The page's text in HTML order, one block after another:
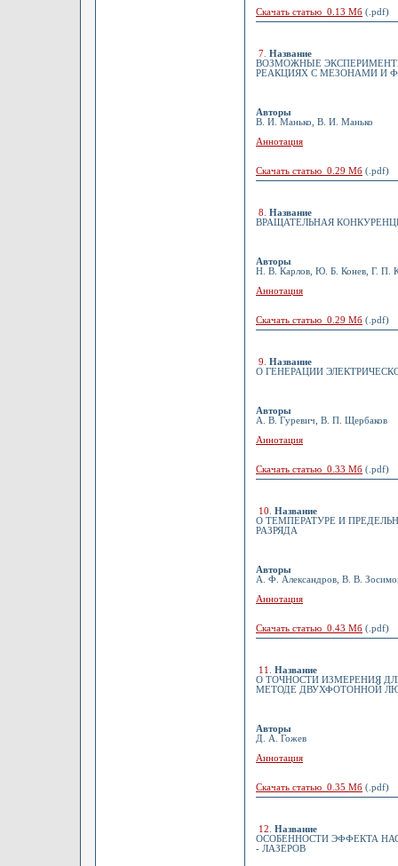
Скачать статью 0.13 Мб (.pdf)
7 Название
ВОЗМОЖНЫЕ
РЕАКЦИЯХ С МЕЗОНАМИ И
Авторы
В. И. Манько, В. И. Манько
Аннотация
Скачать статью 0.29 Мб (.pdf)
8
Название
ВРАЩАТЕЛЬНАЯ
Авторы
Н. В. Карлов, Ю. Б. Конев, Г. П.
Аннотация
Скачать статью 0.29 Мб (.pdf)
9
Название
О ГЕНЕРАЦИИ
Авторы
А. В. Гуревич, В. П. Щербаков
Аннотация
Скачать статью 0.33 Мб (.pdf)
10
Название
О ТЕМПЕРАТУРЕ И
РАЗРЯДА
Авторы
А. Ф. Александров, В. В.
Аннотация
Скачать статью 0.43 Мб (.pdf)
11
Название
О ТОЧНОСТИ ИЗМЕРЕНИЯ
МЕТОДЕ ДВУХФОТОННОЙ
Авторы
Д. А. Гожев
Аннотация
Скачать статью 0.35 Мб (.pdf)
12
Название
ОСОБЕННОСТИ ЭФФЕКТА
- ЛАЗЕРОВ